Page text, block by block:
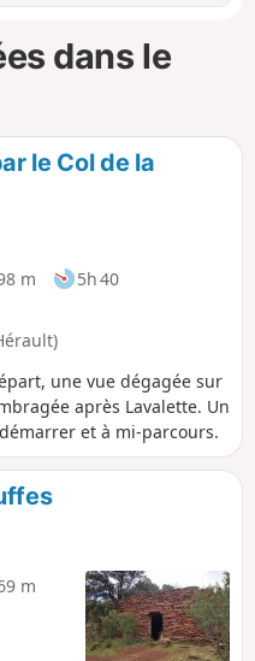
dans le
le Col de la
m
5h 40
une vue dégagée sur
après Lavalette. Un
et à mi-parcours.
m